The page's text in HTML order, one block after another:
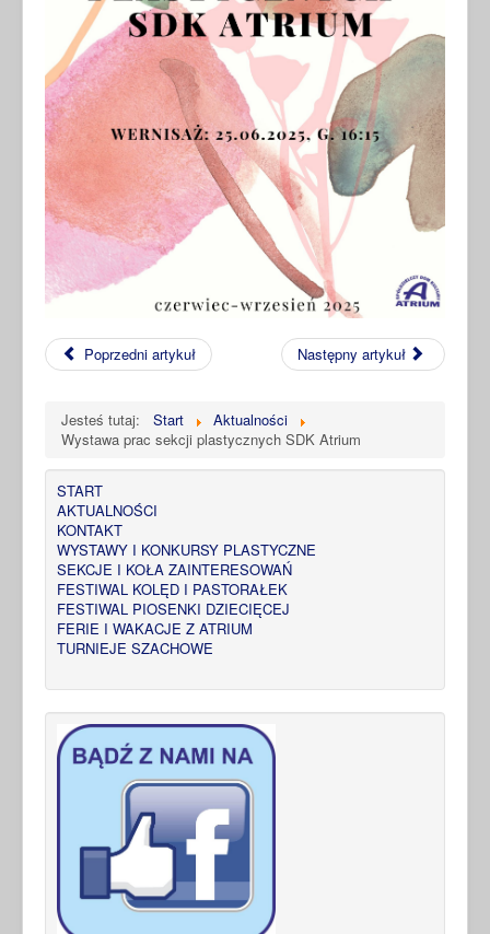
Poprzedni artykuł Następny artykuł
Jesteś tutaj: Start
Aktualności
Wystawa prac sekcji plastycznych SDK Atrium
START
AKTUALNOŚCI
KONTAKT
WYSTAWY I KONKURSY PLASTYCZNE
SEKCJE I KOŁA ZAINTERESOWAŃ
FESTIWAL KOLĘD I PASTORAŁEK
FESTIWAL PIOSENKI DZIECIĘCEJ
FERIE I WAKACJE Z ATRIUM
TURNIEJE SZACHOWE